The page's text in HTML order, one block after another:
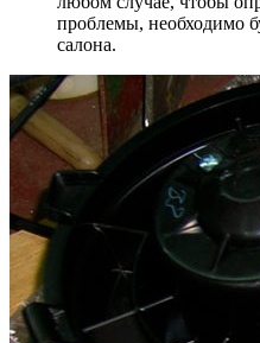
проблемы, необходимо
салона.